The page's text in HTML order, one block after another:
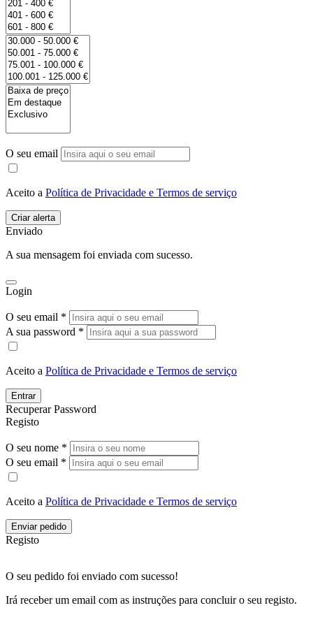
O seu email
Aceito a Política de Privacidade e Termos de serviço
Enviado
A sua mensagem foi enviada com sucesso.
Login
O seu email *
A sua password *
Aceito a Política de Privacidade e Termos de serviço
Entrar
Recuperar Password
Registo
O seu nome *
O seu email *
Aceito a Política de Privacidade e Termos de serviço
Enviar pedido
Registo
O seu pedido foi enviado com sucesso!
Irá receber um email com as instruções para concluir o seu registo.